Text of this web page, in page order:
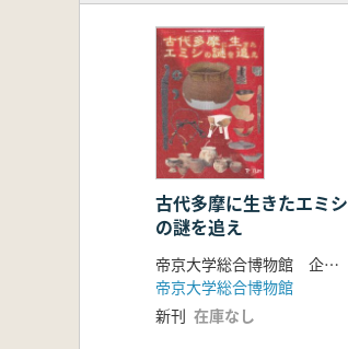
古代多摩に生きたエミシ
の謎を追え
帝京大学総合博物館 企画・編
帝京大学総合博物館
新刊 在庫なし